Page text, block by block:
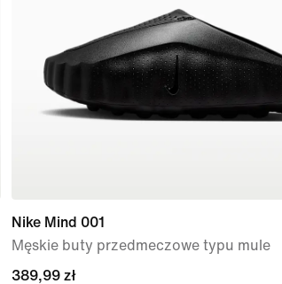
Nike Mind 001
Męskie buty przedmeczowe typu mule
389,99 zł
389,99 zł